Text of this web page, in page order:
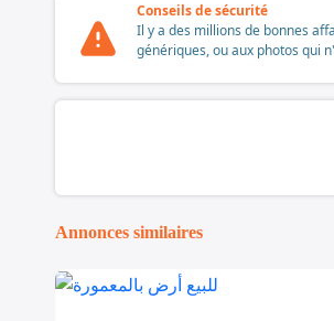
Conseils de sécurité
Il y a des millions de bonnes
génériques, ou aux photos qui
Annonces similaires